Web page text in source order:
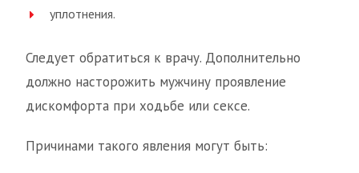
уплотнения.
Следует обратиться к врачу. Дополнительно
должно насторожить мужчину проявление
дискомфорта при ходьбе или сексе.
Причинами такого явления могут быть: